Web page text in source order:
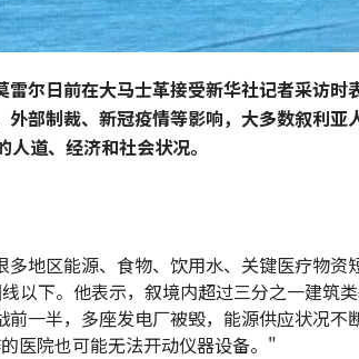
尔日前在大马士革接受新华社记者采访时
部制裁、新冠疫情等影响，大多数叙利亚
道、经济和社会状况。
地区能源、食物、饮用水、关键医疗物资
以下。他表示，叙境内超过三分之一建筑
一半，多座发电厂被毁，能源供应状况不
医院也可能无法开动仪器设备。"